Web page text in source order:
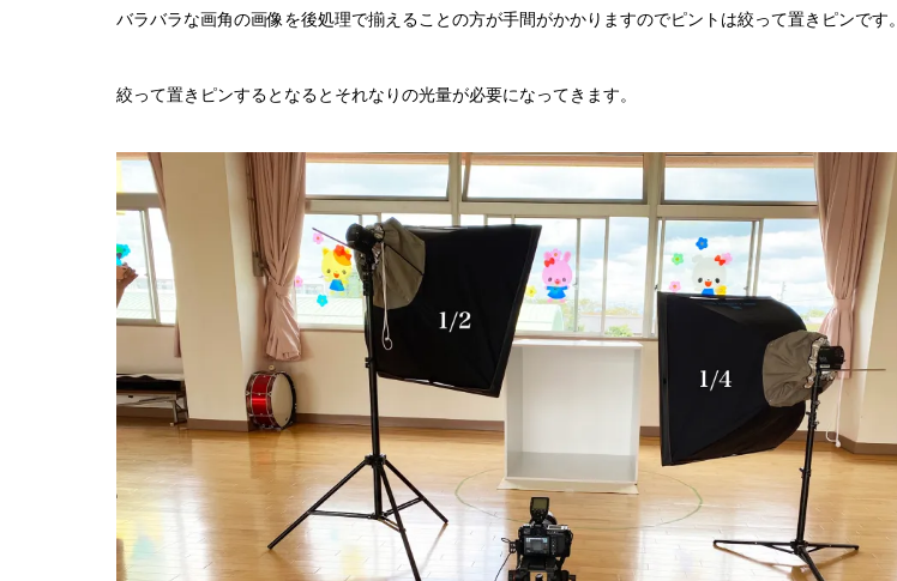
バラバラな画角の画像を後処理で揃えることの方が手間がかかりますのでピントは絞って置きピンです。
絞って置きピンするとなるとそれなりの光量が必要になってきます。